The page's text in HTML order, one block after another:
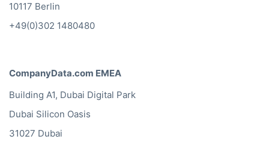
10117 Berlin
+49(0)302 1480480
CompanyData.com EMEA
Building A1, Dubai Digital Park
Dubai Silicon Oasis
31027 Dubai